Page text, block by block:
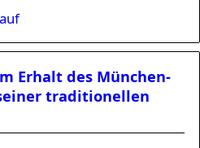
Erhalt des München-
traditionellen